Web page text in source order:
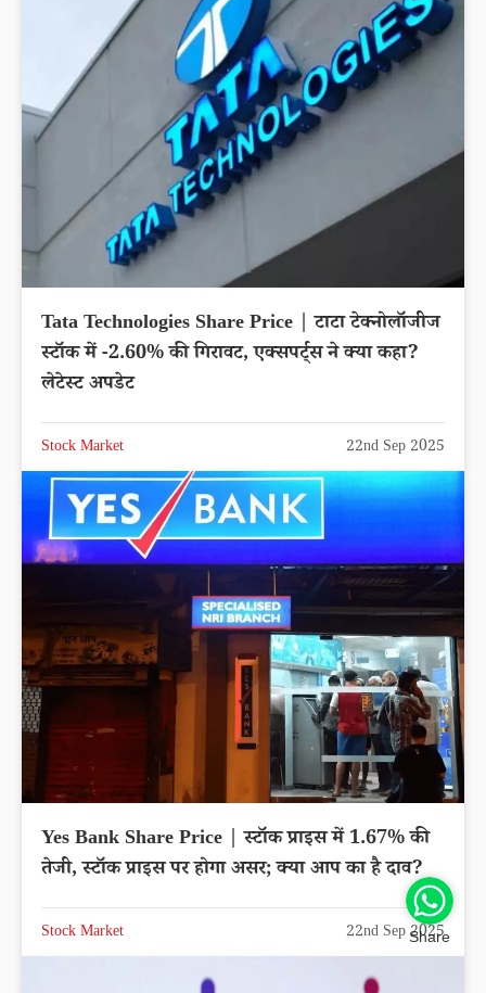
Tata Technologies Share Price | टाटा टेक्नोलॉजीज
स्टॉक में -2.60% की गिरावट, एक्सपर्ट्स ने क्या कहा?
लेटेस्ट अपडेट
Stock Market 22nd Sep 2025
Yes Bank Share Price | स्टॉक प्राइस में 1.67% की
तेजी, स्टॉक प्राइस पर होगा असर; क्या आप का है दाव?
Stock Market 22nd Sep 2025
Share